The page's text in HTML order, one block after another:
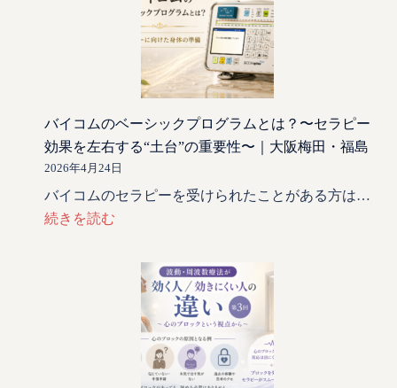
バイコムのベーシックプログラムとは？〜セラピー
効果を左右する“土台”の重要性〜｜大阪梅田・福島
2026年4月24日
バイコムのセラピーを受けられたことがある方は…
続きを読む